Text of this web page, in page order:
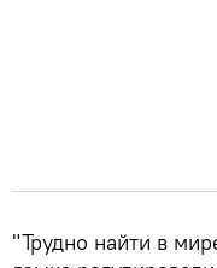
"Трудно найти в